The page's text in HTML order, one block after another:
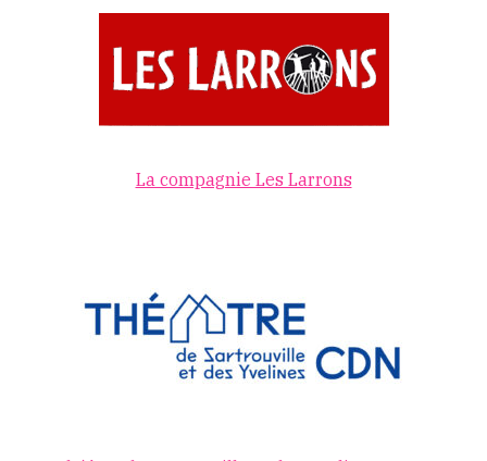
La compagnie Les Larrons